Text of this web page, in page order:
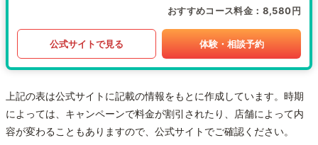
おすすめコース料金 8,580円
公式サイトで見る 体験・相談予約
上記の表は公式サイトに記載の情報をもとに作成しています。時期
によっては、キャンペーンで料金が割引されたり、店舗によって内
容が変わることもありますので、公式サイトでご確認ください。